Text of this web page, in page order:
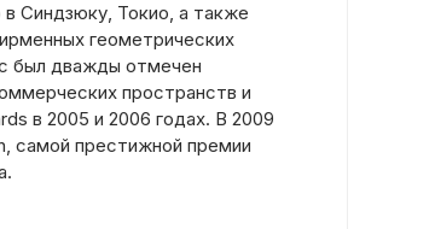
в Синдзюку, Токио, а также
геометрических
был дважды отмечен
пространств и
в 2005 и 2006 годах. В 2009
самой престижной премии